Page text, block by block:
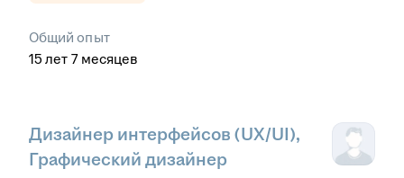
Общий опыт
15 лет 7 месяцев
Дизайнер интерфейсов (UX/UI),
Графический дизайнер